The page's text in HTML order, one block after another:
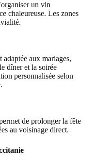
un vin
chaleureuse. Les zones
adaptée aux mariages,
dîner et la soirée
personnalisée selon
de prolonger la fête
au voisinage direct.